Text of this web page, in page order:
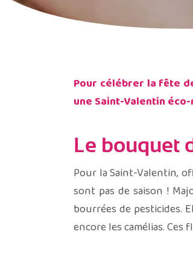
Pour célébrer la fête
une Saint-Valentin
Le bouquet
Pour la Saint-Valentin,
sont pas de saison !
bourrées de pesticides.
encore les camélias.